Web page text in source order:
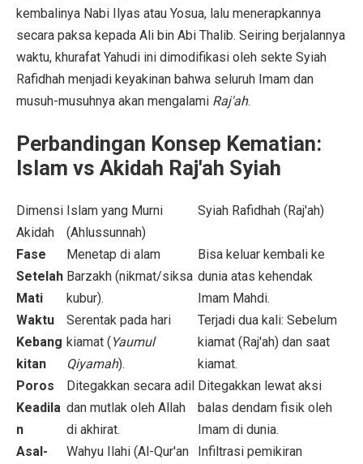
kembalinya Nabi Ilyas atau Yosua, lalu menerapkannya
secara paksa kepada Ali bin Abi Thalib. Seiring berjalannya
waktu, khurafat Yahudi ini dimodifikasi oleh sekte Syiah
Rafidhah menjadi keyakinan bahwa seluruh Imam dan
musuh-musuhnya akan mengalami Raj'ah.
Perbandingan Konsep Kematian:
Islam vs Akidah Raj'ah Syiah
Dimensi
Akidah
Islam yang Murni
(Ahlussunnah)
Syiah Rafidhah (Raj'ah)
Fase
Setelah
Mati
Menetap di alam
Barzakh (nikmat/siksa
kubur).
Bisa keluar kembali ke
dunia atas kehendak
Imam Mahdi.
Waktu
Kebang
kitan
Serentak pada hari
kiamat (Yaumul
Qiyamah).
Terjadi dua kali: Sebelum
kiamat (Raj'ah) dan saat
kiamat.
Poros
Keadila
n
Ditegakkan secara adil
dan mutlak oleh Allah
di akhirat.
Ditegakkan lewat aksi
balas dendam fisik oleh
Imam di dunia.
Asal-
Wahyu Ilahi (Al-Qur'an
Infiltrasi pemikiran